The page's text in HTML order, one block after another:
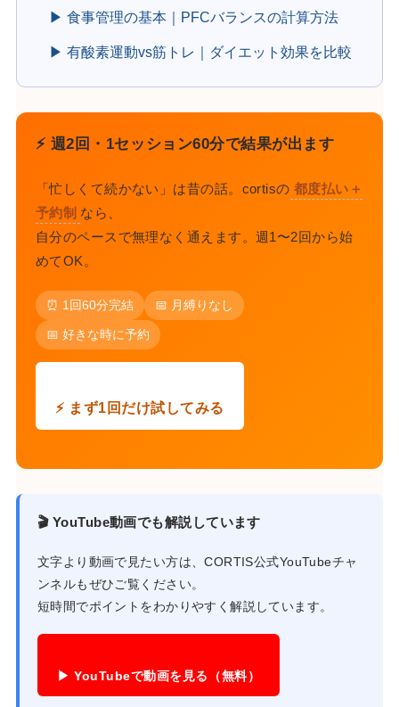
▶ 食事管理の基本｜PFCバランスの計算方法
▶ 有酸素運動vs筋トレ｜ダイエット効果を比較
⚡ 週2回・1セッション60分で結果が出ます
「忙しくて続かない」は昔の話。cortisの 都度払い＋
予約制 なら、
自分のペースで無理なく通えます。週1〜2回から始
めてOK。
⏰ 1回60分完結 📅 月縛りなし
📅 好きな時に予約
⚡ まず1回だけ試してみる
🎬 YouTube動画でも解説しています
文字より動画で見たい方は、CORTIS公式YouTubeチャ
ンネルもぜひご覧ください。
短時間でポイントをわかりやすく解説しています。
▶ YouTubeで動画を見る（無料）